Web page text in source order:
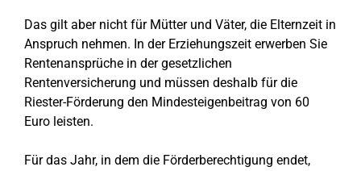
Das gilt aber nicht für Mütter und Väter, die Elternzeit in
Anspruch nehmen. In der Erziehungszeit erwerben Sie
Rentenansprüche in der gesetzlichen
Rentenversicherung und müssen deshalb für die
Riester-Förderung den Mindesteigenbeitrag von 60
Euro leisten.
Für das Jahr, in dem die Förderberechtigung endet,